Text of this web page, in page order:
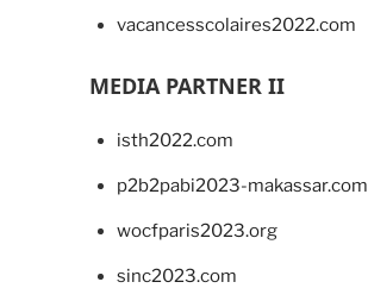
vacancesscolaires2022.com
MEDIA PARTNER II
isth2022.com
p2b2pabi2023-makassar.com
wocfparis2023.org
sinc2023.com